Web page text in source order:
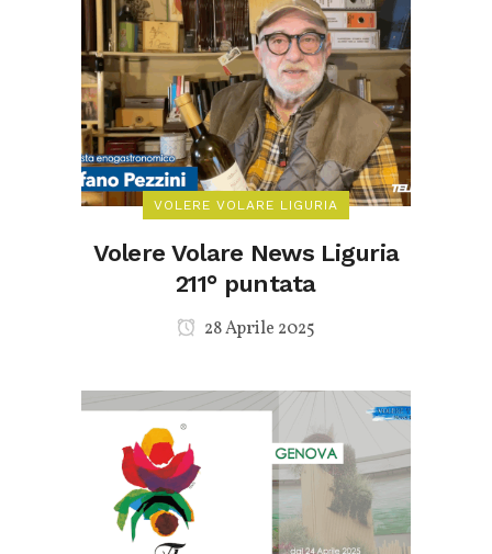
VOLERE VOLARE LIGURIA
Volere Volare News Liguria
211° puntata
28 Aprile 2025